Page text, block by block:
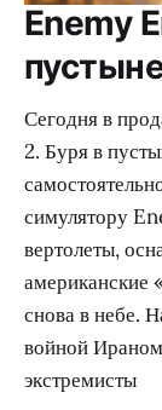
Enemy
Сегодня в
2. Буря в
симулятору
вертолеты,
американские
снова в небе.
войной
экстремисты